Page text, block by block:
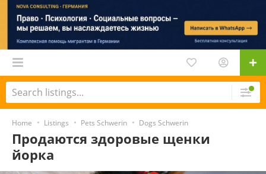
Home Listings Pets Schwerin Dogs Schwerin
Продаются здоровые щенки
йорка